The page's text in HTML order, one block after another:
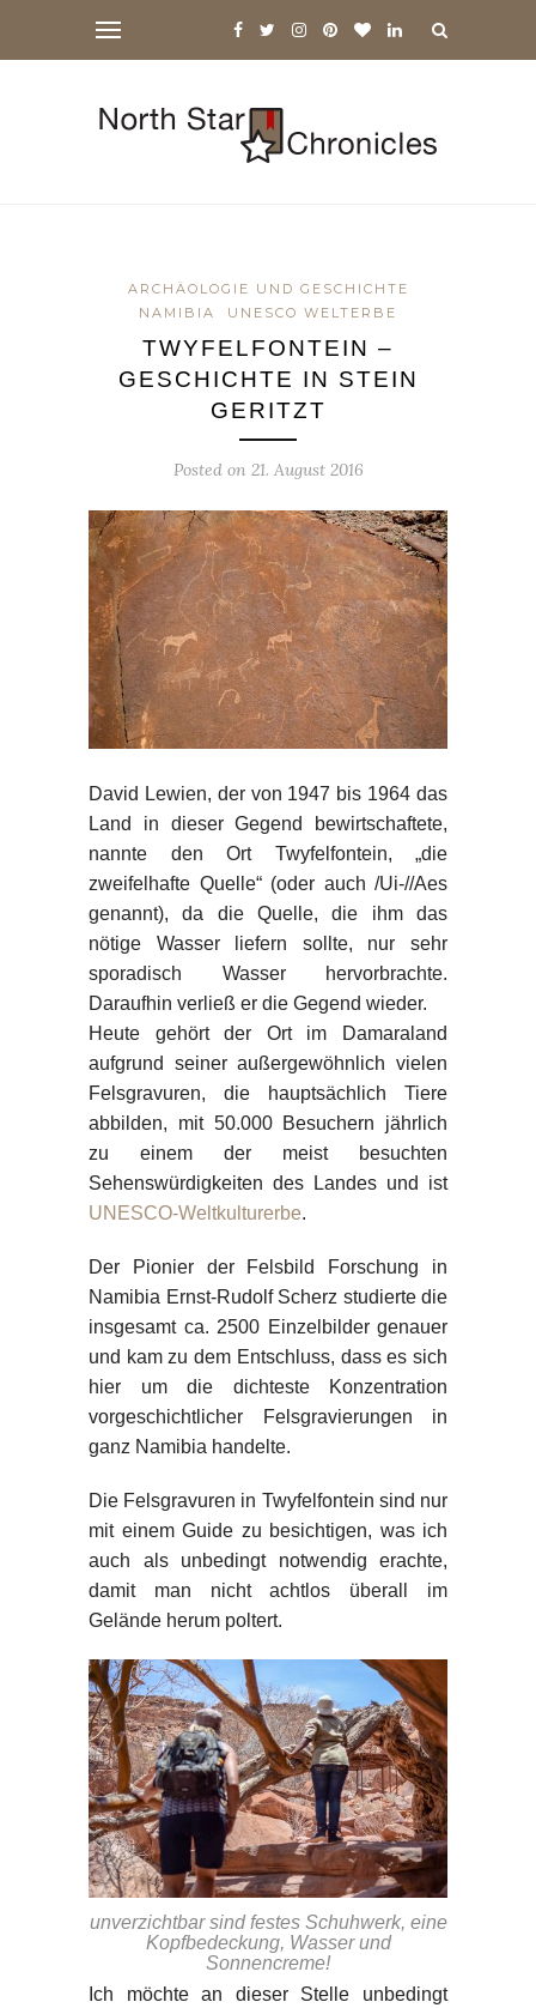
ARCHÄOLOGIE UND GESCHICHTE
NAMIBIA
UNESCO WELTERBE
TWYFELFONTEIN –
GESCHICHTE IN STEIN
GERITZT
Posted on 21. August 2016
David Lewien, der von 1947 bis 1964 das
Land in dieser Gegend bewirtschaftete,
nannte den Ort Twyfelfontein, „die
zweifelhafte Quelle“ (oder auch /Ui-//Aes
genannt), da die Quelle, die ihm das
nötige Wasser liefern sollte, nur sehr
sporadisch Wasser hervorbrachte.
Daraufhin verließ er die Gegend wieder.
Heute gehört der Ort im Damaraland
aufgrund seiner außergewöhnlich vielen
Felsgravuren, die hauptsächlich Tiere
abbilden, mit 50.000 Besuchern jährlich
zu einem der meist besuchten
Sehenswürdigkeiten des Landes und ist
UNESCO-Weltkulturerbe.
Der Pionier der Felsbild Forschung in
Namibia Ernst-Rudolf Scherz studierte die
insgesamt ca. 2500 Einzelbilder genauer
und kam zu dem Entschluss, dass es sich
hier um die dichteste Konzentration
vorgeschichtlicher Felsgravierungen in
ganz Namibia handelte.
Die Felsgravuren in Twyfelfontein sind nur
mit einem Guide zu besichtigen, was ich
auch als unbedingt notwendig erachte,
damit man nicht achtlos überall im
Gelände herum poltert.
unverzichtbar sind festes Schuhwerk, eine
Kopfbedeckung, Wasser und
Sonnencreme!
Ich möchte an dieser Stelle unbedingt